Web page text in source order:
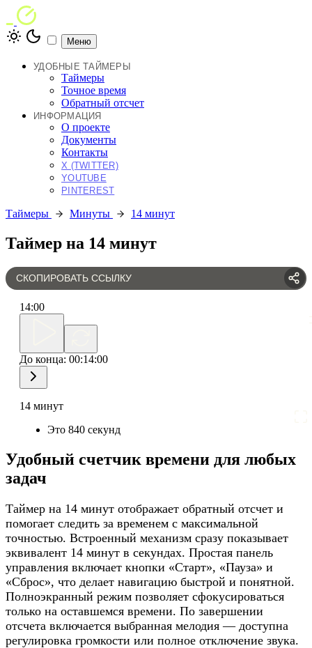
Меню
УДОБНЫЕ ТАЙМЕРЫ
Таймеры
Точное время
Обратный отсчет
ИНФОРМАЦИЯ
О проекте
Документы
Контакты
X (TWITTER)
YOUTUBE
PINTEREST
Таймеры Минуты 14 минут
Таймер на 14 минут
СКОПИРОВАТЬ ССЫЛКУ
14:00
До конца: 00:14:00
14 минут
Это 840 секунд
Удобный счетчик времени для любых
задач
Таймер на 14 минут отображает обратный отсчет и
помогает следить за временем с максимальной
точностью. Встроенный механизм сразу показывает
эквивалент 14 минут в секундах. Простая панель
управления включает кнопки «Старт», «Пауза» и
«Сброс», что делает навигацию быстрой и понятной.
Полноэкранный режим позволяет сфокусироваться
только на оставшемся времени. По завершении
отсчета включается выбранная мелодия — доступна
регулировка громкости или полное отключение звука.